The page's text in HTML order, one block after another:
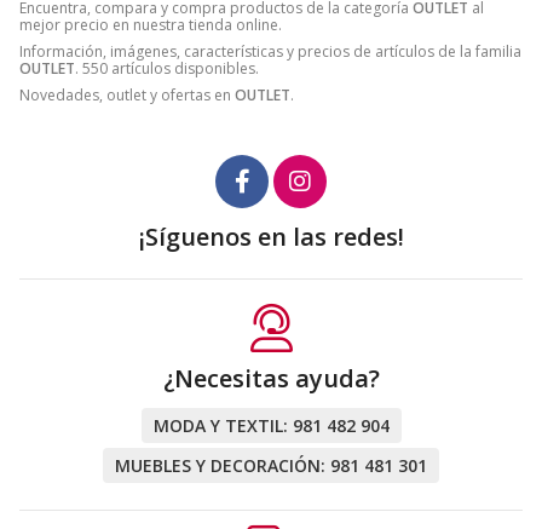
Encuentra, compara y compra productos de la categoría OUTLET al
mejor precio en nuestra tienda online.
Información, imágenes, características y precios de artículos de la familia
OUTLET. 550 artículos disponibles.
Novedades, outlet y ofertas en OUTLET.
¡Síguenos en las redes!
¿Necesitas ayuda?
MODA Y TEXTIL: 981 482 904
MUEBLES Y DECORACIÓN: 981 481 301